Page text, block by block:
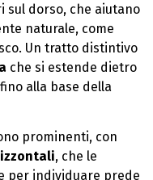
sul dorso, che aiutano
naturale, come
Un tratto distintivo
che si estende dietro
alla base della
prominenti, con
, che le
per individuare prede